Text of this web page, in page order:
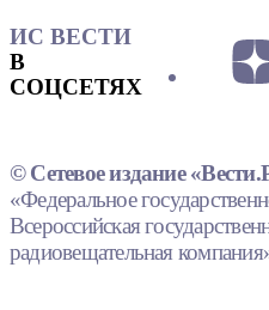
ИС ВЕСТИ
В
СОЦСЕТЯХ
© Сетевое издание
«Федеральное
Всероссийская
радиовещательная